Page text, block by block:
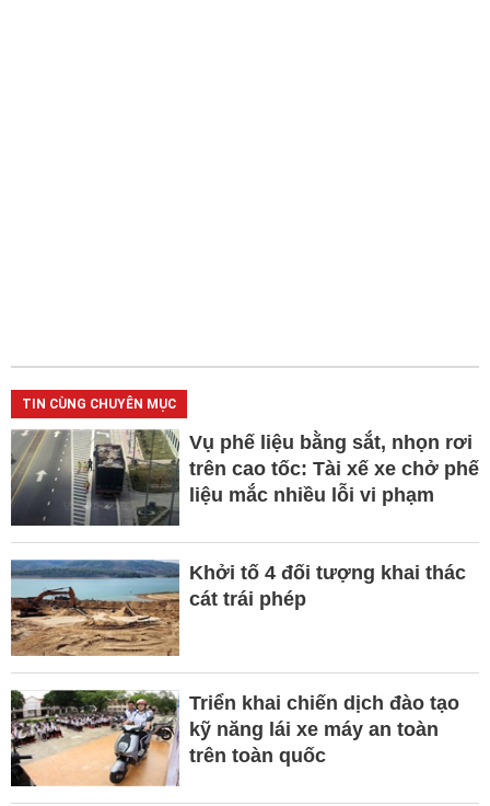
TIN CÙNG CHUYÊN MỤC
Vụ phế liệu bằng sắt, nhọn rơi
trên cao tốc: Tài xế xe chở phế
liệu mắc nhiều lỗi vi phạm
Khởi tố 4 đối tượng khai thác
cát trái phép
Triển khai chiến dịch đào tạo
kỹ năng lái xe máy an toàn
trên toàn quốc